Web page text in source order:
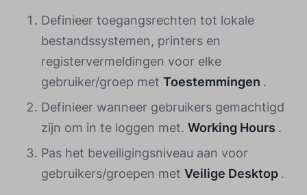
Definieer toegangsrechten tot lokale
bestandssystemen, printers en
registervermeldingen voor elke
gebruiker/groep met Toestemmingen .
Definieer wanneer gebruikers gemachtigd
zijn om in te loggen met. Working Hours .
Pas het beveiligingsniveau aan voor
gebruikers/groepen met Veilige Desktop .